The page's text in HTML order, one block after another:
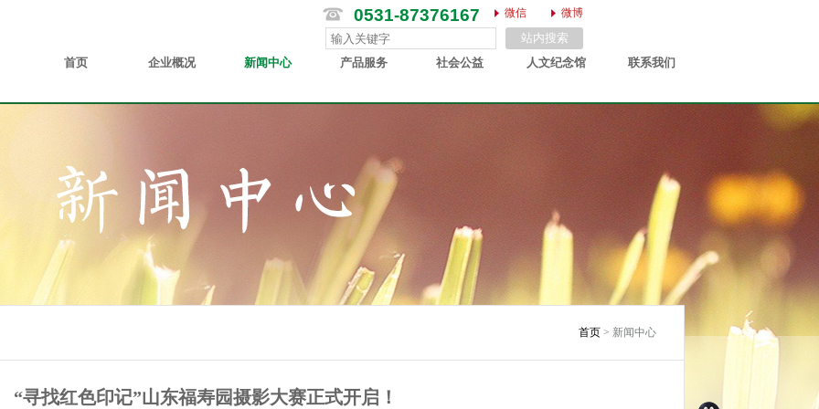
0531-87376167 微信 微博
首页 企业概况 新闻中心 产品服务 社会公益 人文纪念馆 联系我们
首页 > 新闻中心
“寻找红色印记”山东福寿园摄影大赛正式开启！